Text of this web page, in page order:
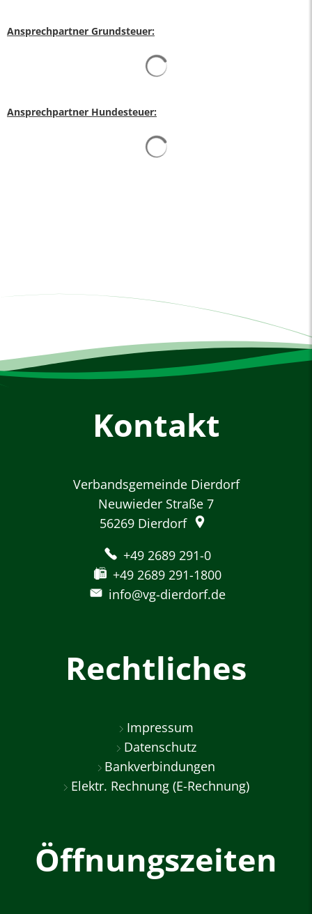
Ansprechpartner Grundsteuer:
Ansprechpartner Hundesteuer:
Kontakt
Verbandsgemeinde Dierdorf
Neuwieder Straße 7
56269 Dierdorf
+49 2689 291-0
+49 2689 291-1800
info@vg-dierdorf.de
Rechtliches
Impressum
Datenschutz
Bankverbindungen
Elektr. Rechnung (E-Rechnung)
Öffnungszeiten